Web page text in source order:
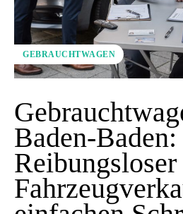
GEBRAUCHTWAGEN
Baden-Baden:
Reibungsloser